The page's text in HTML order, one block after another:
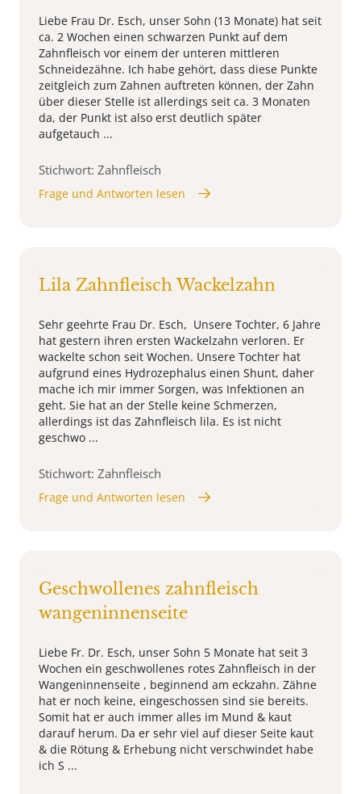
Liebe Frau Dr. Esch, unser Sohn (13 Monate) hat seit
ca. 2 Wochen einen schwarzen Punkt auf dem
Zahnfleisch vor einem der unteren mittleren
Schneidezähne. Ich habe gehört, dass diese Punkte
zeitgleich zum Zahnen auftreten können, der Zahn
über dieser Stelle ist allerdings seit ca. 3 Monaten
da, der Punkt ist also erst deutlich später
aufgetauch ...
Stichwort: Zahnfleisch
Frage und Antworten lesen
Lila Zahnfleisch Wackelzahn
Sehr geehrte Frau Dr. Esch, Unsere Tochter, 6 Jahre
hat gestern ihren ersten Wackelzahn verloren. Er
wackelte schon seit Wochen. Unsere Tochter hat
aufgrund eines Hydrozephalus einen Shunt, daher
mache ich mir immer Sorgen, was Infektionen an
geht. Sie hat an der Stelle keine Schmerzen,
allerdings ist das Zahnfleisch lila. Es ist nicht
geschwo ...
Stichwort: Zahnfleisch
Frage und Antworten lesen
Geschwollenes zahnfleisch
wangeninnenseite
Liebe Fr. Dr. Esch, unser Sohn 5 Monate hat seit 3
Wochen ein geschwollenes rotes Zahnfleisch in der
Wangeninnenseite , beginnend am eckzahn. Zähne
hat er noch keine, eingeschossen sind sie bereits.
Somit hat er auch immer alles im Mund & kaut
darauf herum. Da er sehr viel auf dieser Seite kaut
& die Rötung & Erhebung nicht verschwindet habe
ich S ...